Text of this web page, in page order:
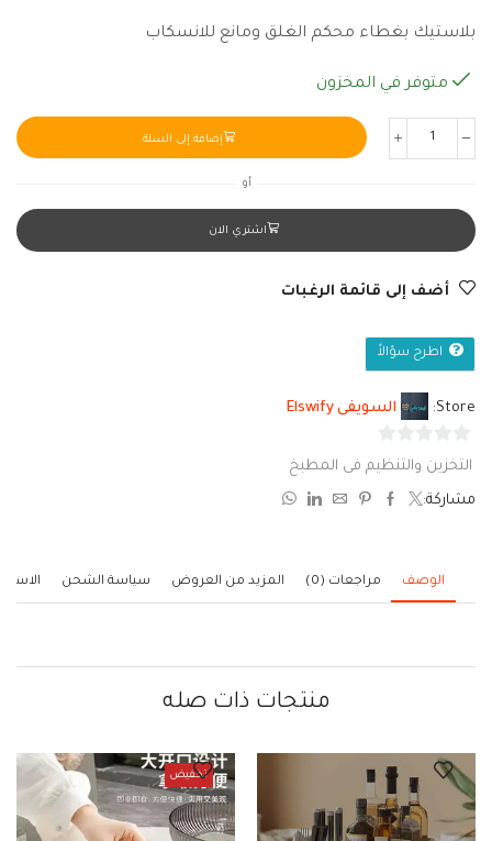
بلاستيك بغطاء محكم الغلق ومانع للانسكاب
متوفر في المخزون
إضافة إلى السلة
أو
اشتري الان
أضف إلى قائمة الرغبات
اطرح سؤالاً
Store: السويفى Elswify
التخزين والتنظيم فى المطبخ
مشاركة:
الوصف مراجعات (0) المزيد من العروض سياسة الشحن
منتجات ذات صله
تخفيض